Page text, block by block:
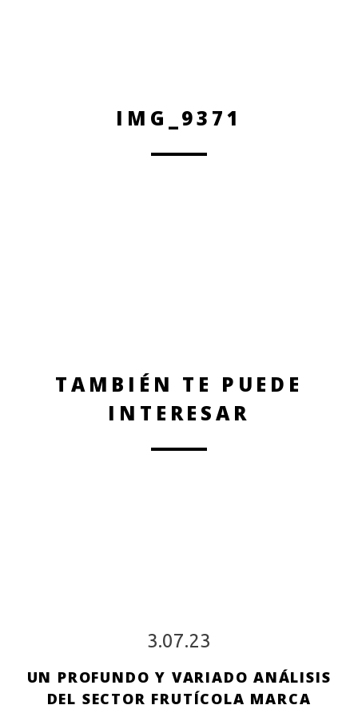
IMG_9371
TAMBIÉN TE PUEDE
INTERESAR
3.07.23
UN PROFUNDO Y VARIADO ANÁLISIS
DEL SECTOR FRUTÍCOLA MARCA